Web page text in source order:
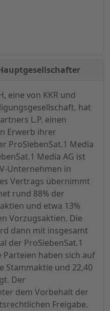
eine von KKR und
hat
L.P. einen
Erwerb ihrer
ProSiebenSat.1 Media
Media AG ist
Unternehmen in
Vertrags übernimmt
rund 88% der
und etwa 13%
Vorzugsaktien. Die
dann mit insgesamt
der ProSiebenSat.1
Parteien haben sich auf
Stammaktie und 22,40
Der
dem Vorbehalt der
Freigabe.